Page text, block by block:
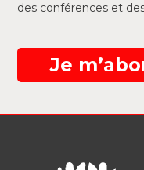
des conférences et
Je